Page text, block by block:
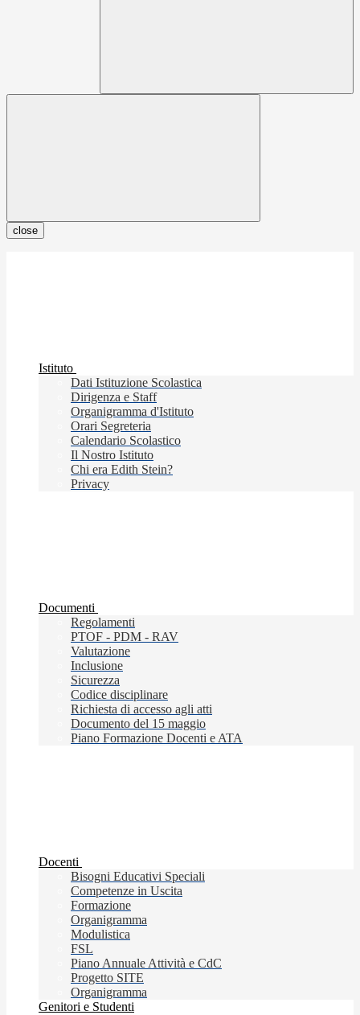
close
Istituto
Dati Istituzione Scolastica
Dirigenza e Staff
Organigramma d'Istituto
Orari Segreteria
Calendario Scolastico
Il Nostro Istituto
Chi era Edith Stein?
Privacy
Documenti
Regolamenti
PTOF - PDM - RAV
Valutazione
Inclusione
Sicurezza
Codice disciplinare
Richiesta di accesso agli atti
Documento del 15 maggio
Piano Formazione Docenti e ATA
Docenti
Bisogni Educativi Speciali
Competenze in Uscita
Formazione
Organigramma
Modulistica
FSL
Piano Annuale Attività e CdC
Progetto SITE
Organigramma
Genitori e Studenti